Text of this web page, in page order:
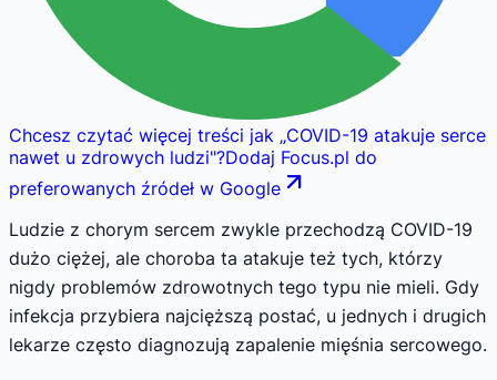
Chcesz czytać więcej treści jak „COVID-19 atakuje serce
nawet u zdrowych ludzi"?Dodaj Focus.pl do
preferowanych źródeł w Google
Ludzie z chorym sercem zwykle przechodzą COVID-19
dużo ciężej, ale choroba ta atakuje też tych, którzy
nigdy problemów zdrowotnych tego typu nie mieli. Gdy
infekcja przybiera najcięższą postać, u jednych i drugich
lekarze często diagnozują zapalenie mięśnia sercowego.